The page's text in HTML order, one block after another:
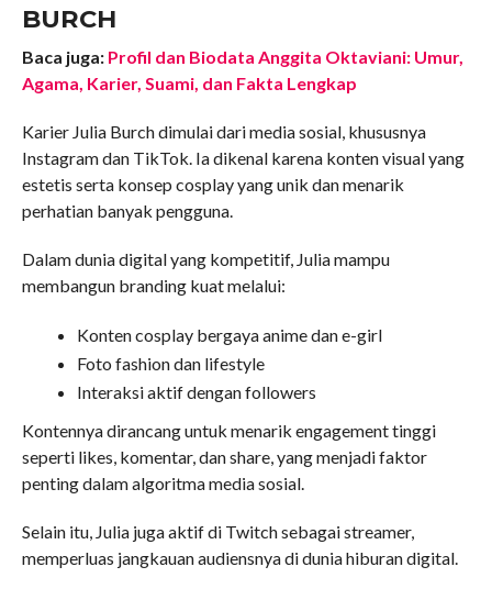
BURCH
Baca juga: Profil dan Biodata Anggita Oktaviani: Umur,
Agama, Karier, Suami, dan Fakta Lengkap
Karier Julia Burch dimulai dari media sosial, khususnya
Instagram dan TikTok. Ia dikenal karena konten visual yang
estetis serta konsep cosplay yang unik dan menarik
perhatian banyak pengguna.
Dalam dunia digital yang kompetitif, Julia mampu
membangun branding kuat melalui:
Konten cosplay bergaya anime dan e-girl
Foto fashion dan lifestyle
Interaksi aktif dengan followers
Kontennya dirancang untuk menarik engagement tinggi
seperti likes, komentar, dan share, yang menjadi faktor
penting dalam algoritma media sosial.
Selain itu, Julia juga aktif di Twitch sebagai streamer,
memperluas jangkauan audiensnya di dunia hiburan digital.